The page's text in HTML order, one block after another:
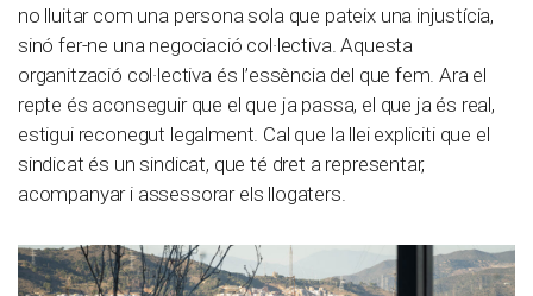
no lluitar com una persona sola que pateix una injustícia,
sinó fer-ne una negociació col·lectiva. Aquesta
organització col·lectiva és l’essència del que fem. Ara el
repte és aconseguir que el que ja passa, el que ja és real,
estigui reconegut legalment. Cal que la llei expliciti que el
sindicat és un sindicat, que té dret a representar,
acompanyar i assessorar els llogaters.